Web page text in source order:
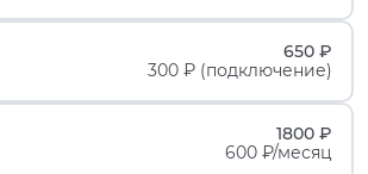
650 ₽
300 ₽ (подключение)
1800 ₽
600 ₽/месяц